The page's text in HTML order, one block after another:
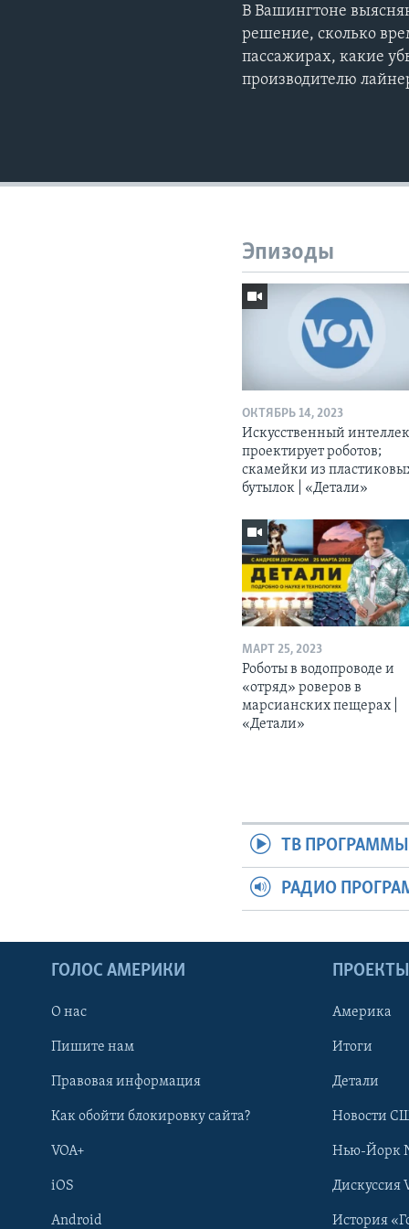
В Вашингтоне
решение, сколько
пассажирах, какие
производителю
Эпизоды
ОКТЯБРЬ 14, 2023
Искусственный
проектирует роботов;
скамейки из
бутылок | «Детали»
МАРТ 25, 2023
Роботы в водопроводе и
«отряд» роверов в
марсианских пещерах |
«Детали»
ТВ ПРОГРАММЫ
РАДИО
ГОЛОС АМЕРИКИ
О нас
Пишите нам
Правовая информация
Как обойти блокировку сайта?
VOA+
iOS
Android
ПРОЕКТЫ
Америка
Итоги
Детали
Новости
Нью-Йорк
Дискуссия
История